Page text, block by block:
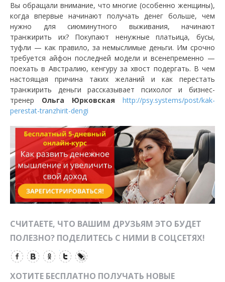
Вы обращали внимание, что многие (особенно женщины),
когда впервые начинают получать денег больше, чем
нужно для сиюминутного выживания, начинают
транжирить их? Покупают ненужные платьица, бусы,
туфли — как правило, за немыслимые деньги. Им срочно
требуется айфон последней модели и всенепременно —
поехать в Австралию, кенгуру за хвост подергать. В чем
настоящая причина таких желаний и как перестать
транжирить деньги рассказывает психолог и бизнес-
тренер Ольга Юрковская
http://psy.systems/post/kak-
perestat-tranzhirit-dengi
СЧИТАЕТЕ, ЧТО ВАШИМ ДРУЗЬЯМ ЭТО БУДЕТ
ПОЛЕЗНО? ПОДЕЛИТЕСЬ С НИМИ В СОЦСЕТЯХ!
ХОТИТЕ БЕСПЛАТНО ПОЛУЧАТЬ НОВЫЕ